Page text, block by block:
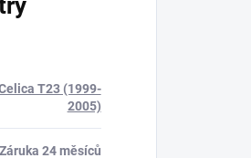
T23 (1999-
2005)
Záruka 24 měsíců